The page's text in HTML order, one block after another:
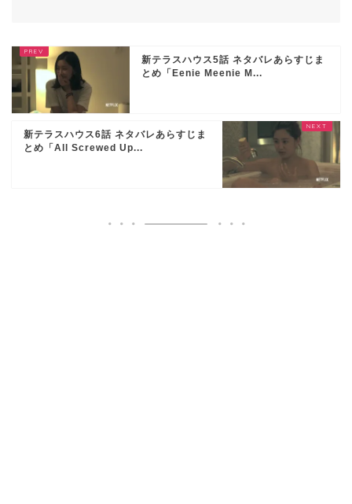
新テラスハウス5話 ネタバレあらすじま
とめ「Eenie Meenie M...
新テラスハウス6話 ネタバレあらすじま
とめ「All Screwed Up...